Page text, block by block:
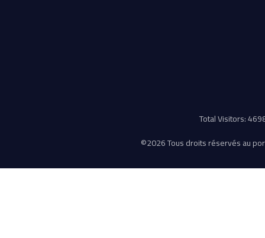
Total Visitors:
©2026 Tous droits réservés au